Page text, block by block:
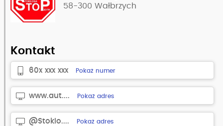
58-300 Wałbrzych
Kontakt
60x xxx xxx Pokaż numer
www.aut.... Pokaż adres
@Stoklo.... Pokaż adres